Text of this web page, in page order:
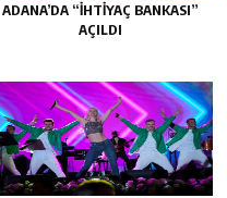
ADANA’DA “İHTİYAÇ BANKASI”
AÇILDI